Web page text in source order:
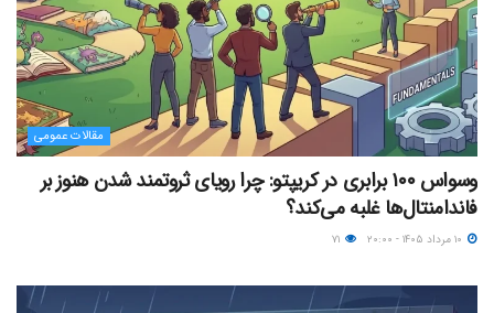
مقالات عمومی
وسواس ۱۰۰ برابری در کریپتو: چرا رویای ثروتمند شدن هنوز بر
فاندامنتال‌ها غلبه می‌کند؟